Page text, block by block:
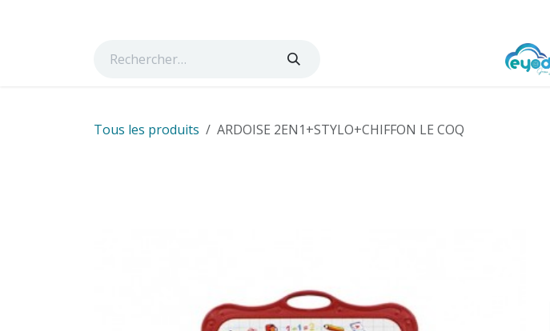
Tous les produits ARDOISE 2EN1+STYLO+CHIFFON LE COQ